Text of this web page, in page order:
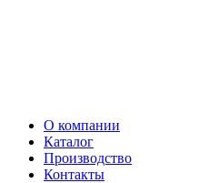
О компании
Каталог
Производство
Контакты